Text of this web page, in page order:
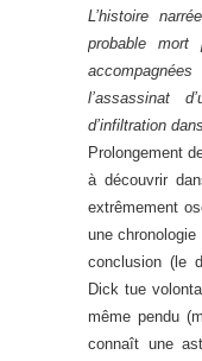
L’histoire
probable mort
l’assassinat
d’infiltration
Prolongement
à découvrir
extrêmement
une
conclusion (le
Dick tue
même pendu
connaît une